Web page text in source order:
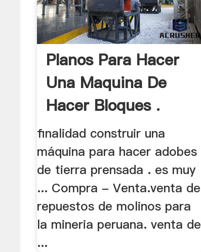
Planos Para Hacer
Una Maquina De
Hacer Bloques .
finalidad construir una
máquina para hacer adobes
de tierra prensada . es muy
... Compra - Venta.venta de
repuestos de molinos para
la mineria peruana. venta de
...